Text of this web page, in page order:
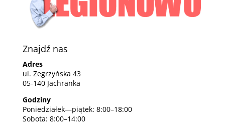
Znajdź nas
Adres
ul. Zegrzyńska 43
05-140 Jachranka
Godziny
Poniedziałek—piątek: 8:00–18:00
Sobota: 8:00–14:00